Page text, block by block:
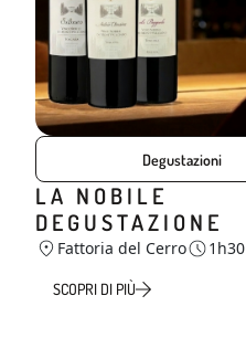
Degustazioni
LA NOBILE
DEGUSTAZIONE
Fattoria del Cerro 1h30
SCOPRI DI PIÙ